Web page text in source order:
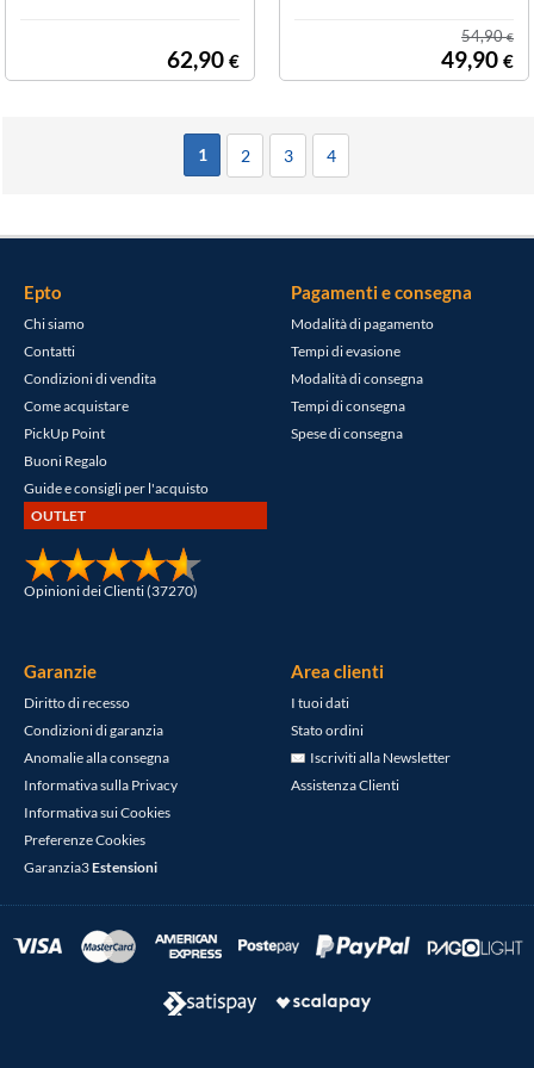
62,90 €
54,90€
49,90 €
1 2 3 4
Epto
Chi siamo
Contatti
Condizioni di vendita
Come acquistare
PickUp Point
Buoni Regalo
Guide e consigli per l'acquisto
OUTLET
Opinioni dei Clienti (37270)
Pagamenti e consegna
Modalità di pagamento
Tempi di evasione
Modalità di consegna
Tempi di consegna
Spese di consegna
Garanzie
Diritto di recesso
Condizioni di garanzia
Anomalie alla consegna
Informativa sulla Privacy
Informativa sui Cookies
Preferenze Cookies
Garanzia3Estensioni
Area clienti
I tuoi dati
Stato ordini
Iscriviti alla Newsletter
Assistenza Clienti